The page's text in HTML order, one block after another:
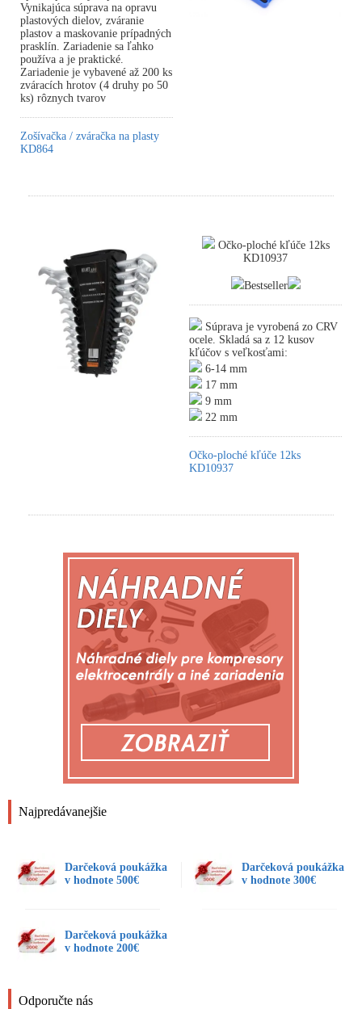
Najpredávanejšie
Darčeková poukážka
v hodnote 500€
Darčeková poukážka
v hodnote 300€
Darčeková poukážka
v hodnote 200€
Odporučte nás
Vynikajúca súprava na opravu
plastových dielov, zváranie
plastov a maskovanie prípadných
prasklín. Zariadenie sa ľahko
používa a je praktické.
Zariadenie je vybavené až 200 ks
zváracích hrotov (4 druhy po 50
ks) rôznych tvarov
Zošívačka / zváračka na plasty
KD864
Očko-ploché kľúče 12ks
KD10937
Bestseller
Súprava je vyrobená zo CRV
ocele. Skladá sa z 12 kusov
kľúčov s veľkosťami:
6-14 mm
17 mm
9 mm
22 mm
Očko-ploché kľúče 12ks
KD10937